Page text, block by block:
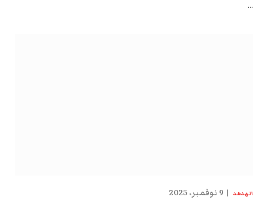
…
الهدهد 9 نوفمبر، 2025